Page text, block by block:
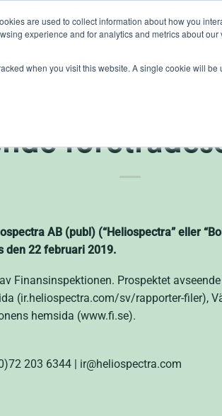
are used to collect information about how you
experience and for analytics and metrics about
when you visit this website. A single cookie will
lights crop control cultivation
av
AB (publ) (“Heliospectra” eller
den 22 februari 2019.
Finansinspektionen. Prospektet
(ir.heliospectra.com/sv/rapporter-filer),
hemsida (www.fi.se).
203 6344 | ir@heliospectra.com